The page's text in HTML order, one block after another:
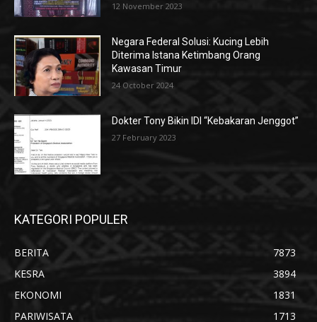
12 November 2023
Negara Federal Solusi: Kucing Lebih
Diterima Istana Ketimbang Orang
Kawasan Timur
24 October 2024
Dokter Tony Bikin IDI “Kebakaran Jenggot”
27 February 2023
KATEGORI POPULER
BERITA
7873
KESRA
3894
EKONOMI
1831
PARIWISATA
1713